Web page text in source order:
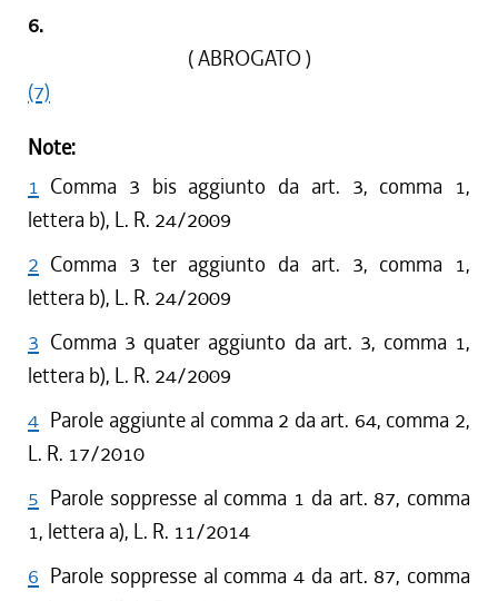
6.
( ABROGATO )
(7)
Note:
1 Comma 3 bis aggiunto da art. 3, comma 1,
lettera b), L. R. 24/2009
2 Comma 3 ter aggiunto da art. 3, comma 1,
lettera b), L. R. 24/2009
3 Comma 3 quater aggiunto da art. 3, comma 1,
lettera b), L. R. 24/2009
4 Parole aggiunte al comma 2 da art. 64, comma 2,
L. R. 17/2010
5 Parole soppresse al comma 1 da art. 87, comma
1, lettera a), L. R. 11/2014
6 Parole soppresse al comma 4 da art. 87, comma